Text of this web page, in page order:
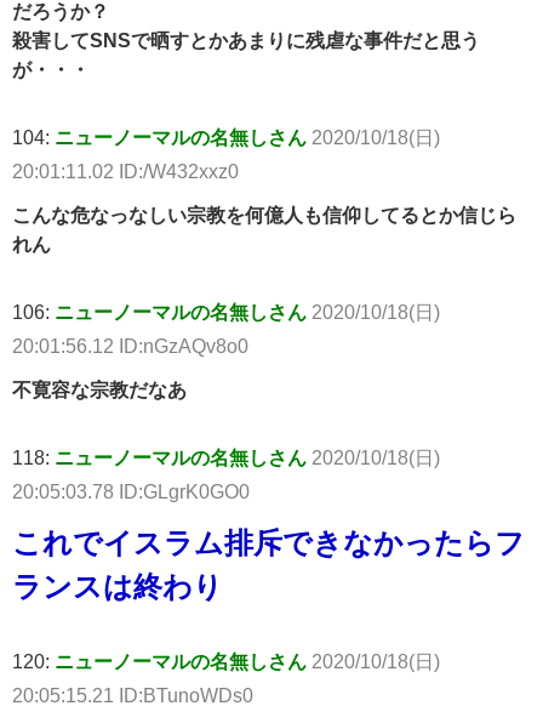
だろうか？
殺害してSNSで晒すとかあまりに残虐な事件だと思う
が・・・
104: ニューノーマルの名無しさん 2020/10/18(日)
20:01:11.02 ID:/W432xxz0
こんな危なっなしい宗教を何億人も信仰してるとか信じら
れん
106: ニューノーマルの名無しさん 2020/10/18(日)
20:01:56.12 ID:nGzAQv8o0
不寛容な宗教だなあ
118: ニューノーマルの名無しさん 2020/10/18(日)
20:05:03.78 ID:GLgrK0GO0
これでイスラム排斥できなかったらフ
ランスは終わり
120: ニューノーマルの名無しさん 2020/10/18(日)
20:05:15.21 ID:BTunoWDs0